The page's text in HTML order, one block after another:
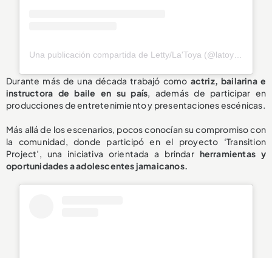
Una publicación compartida de Letty/La'Toya (@latoya_officially)
Durante más de una década trabajó como actriz, bailarina e
instructora de baile en su país, además de participar en
producciones de entretenimiento y presentaciones escénicas.
Más allá de los escenarios, pocos conocían su compromiso con
la comunidad, donde participó en el proyecto ‘Transition
Project’, una iniciativa orientada a brindar herramientas y
oportunidades a adolescentes jamaicanos.